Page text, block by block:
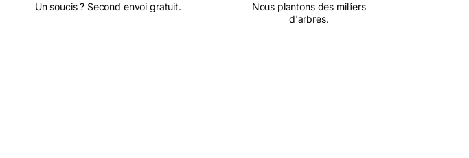
Un soucis ? Second envoi gratuit.
Nous plantons des milliers
d'arbres.